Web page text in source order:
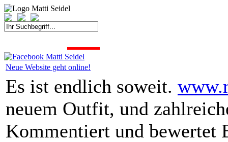
Neue Website geht online!
Es ist endlich soweit.
neuem Outfit, und
Kommentiert und